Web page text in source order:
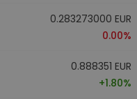
0.283273000 EUR
0.00%
0.888351 EUR
+1.80%